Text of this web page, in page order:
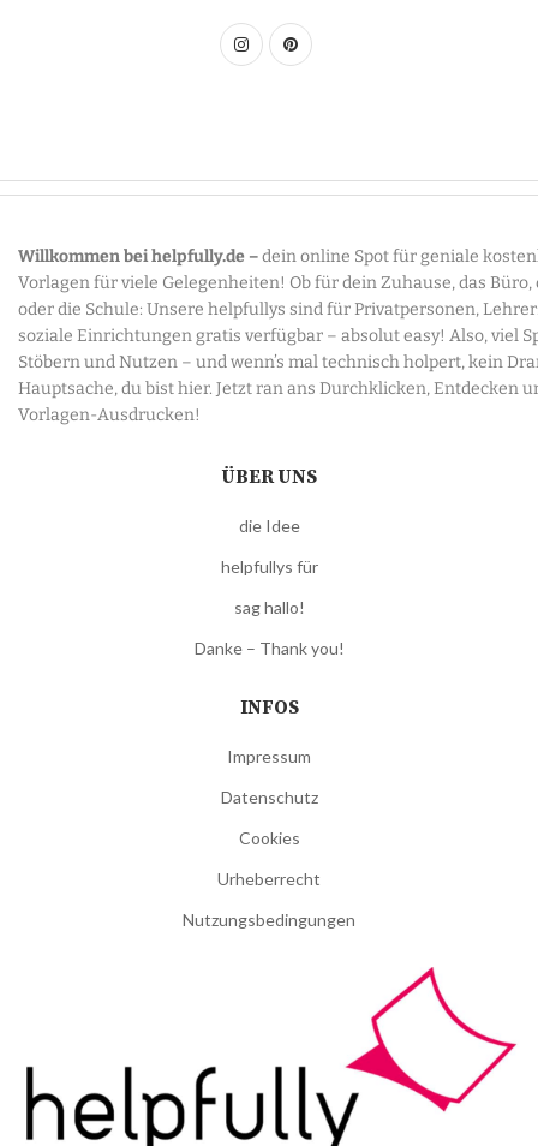
Willkommen bei helpfully.de –dein online Spot für geniale
Vorlagen für viele Gelegenheiten! Ob für dein Zuhause, das Büro,
oder die Schule: Unsere helpfullys sind für Privatpersonen,
soziale Einrichtungen gratis verfügbar – absolut easy! Also, viel
Stöbern und Nutzen – und wenn’s mal technisch holpert, kein
Hauptsache, du bist hier. Jetzt ran ans Durchklicken, Entdecken
Vorlagen-Ausdrucken!
ÜBER UNS
die Idee
helpfullys für
sag hallo!
Danke – Thank you!
INFOS
Impressum
Datenschutz
Cookies
Urheberrecht
Nutzungsbedingungen